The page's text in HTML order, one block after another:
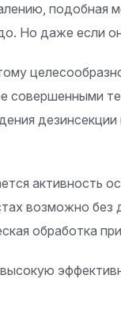
подобная
Но даже если
совершенными
активность
возможно
обработка